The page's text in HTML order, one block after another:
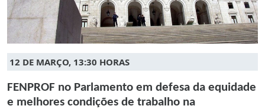
12 DE MARÇO, 13:30 HORAS
FENPROF no Parlamento em defesa da equidade
e melhores condições de trabalho na